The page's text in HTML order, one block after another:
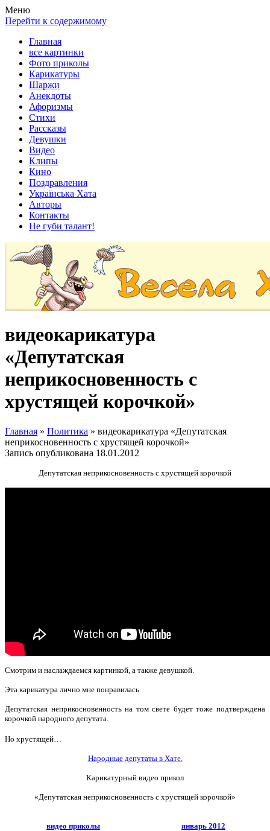
Весела хата — прикольные картинки, смешные истории,
клипы!
Покажем всем ваши фото приколы, карикатуры, шаржи, стихи,
рассказы, видео и песни!
Меню
Перейти к содержимому
Главная
все картинки
Фото приколы
Карикатуры
Шаржи
Анекдоты
Афоризмы
Стихи
Рассказы
Девушки
Видео
Клипы
Кино
Поздравления
Українська Хата
Авторы
Контакты
Не губи талант!
видеокарикатура
«Депутатская
неприкосновенность с
хрустящей корочкой»
Главная » Политика » видеокарикатура «Депутатская
неприкосновенность с хрустящей корочкой»
Запись опубликована 18.01.2012
Депутатская неприкосновенность с хрустящей корочкой
Смотрим и наслаждаемся картинкой, а также девушкой.
Эта карикатура лично мне понравилась.
Депутатская неприкосновенность на том свете будет тоже подтверждена
корочкой народного депутата.
Но хрустящей…
Народные депутаты в Хате.
Карикатурный видео прикол
«Депутатская неприкосновенность с хрустящей корочкой»
видео приколы январь 2012